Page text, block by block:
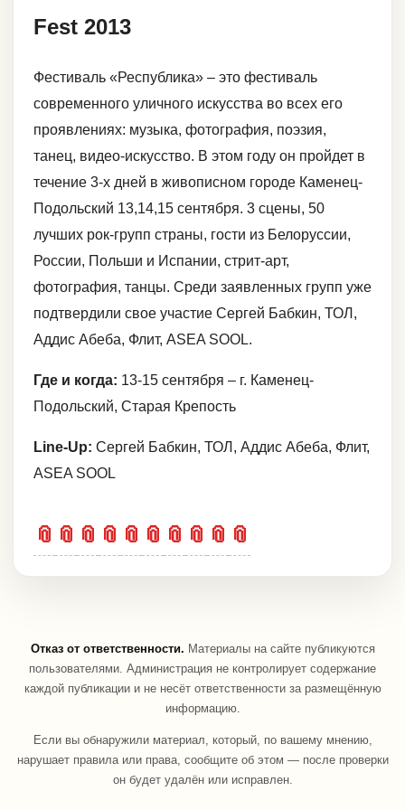
Fest 2013
Фестиваль «Республика» – это фестиваль
современного уличного искусства во всех его
проявлениях: музыка, фотография, поэзия,
танец, видео-искусство. В этом году он пройдет в
течение 3-х дней в живописном городе Каменец-
Подольский 13,14,15 сентября. 3 сцены, 50
лучших рок-групп страны, гости из Белоруссии,
России, Польши и Испании, стрит-арт,
фотография, танцы. Среди заявленных групп уже
подтвердили свое участие Сергей Бабкин, ТОЛ,
Аддис Абеба, Флит, ASEA SOOL.
Где и когда: 13-15 сентября – г. Каменец-
Подольский, Старая Крепость
Line-Up: Сергей Бабкин, ТОЛ, Аддис Абеба, Флит,
ASEA SOOL
📎 📎 📎 📎 📎 📎 📎 📎 📎 📎
Отказ от ответственности. Материалы на сайте публикуются
пользователями. Администрация не контролирует содержание
каждой публикации и не несёт ответственности за размещённую
информацию.
Если вы обнаружили материал, который, по вашему мнению,
нарушает правила или права, сообщите об этом — после проверки
он будет удалён или исправлен.